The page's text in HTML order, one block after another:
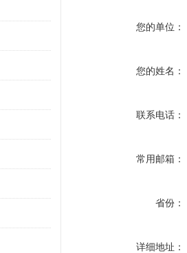
您的单位：
您的姓名：
联系电话：
常用邮箱：
省份：
详细地址：